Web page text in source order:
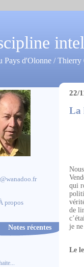
Pays d'Olonne / Thierry
propos
Notes récentes
22/
La
qui
de
je
Le